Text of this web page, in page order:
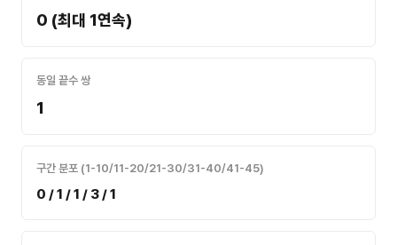
0 (최대 1연속)
동일 끝수 쌍
1
구간 분포 (1-10/11-20/21-30/31-40/41-45)
0 / 1 / 1 / 3 / 1